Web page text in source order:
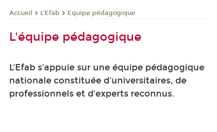
Accueil L'Efab Equipe pédagogique
L'équipe pédagogique
L'Efab s'appuie sur une équipe pédagogique
nationale constituée d'universitaires, de
professionnels et d'experts reconnus.